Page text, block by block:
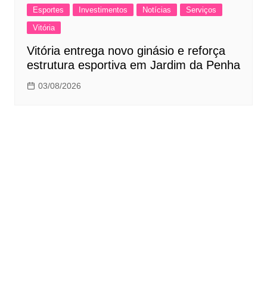
Esportes
Investimentos Notícias
Serviços
Vitória
Vitória entrega novo ginásio e reforça
estrutura esportiva em Jardim da Penha
03/08/2026